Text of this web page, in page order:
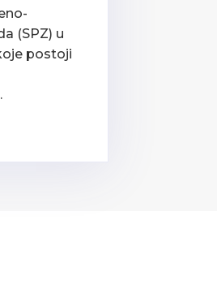
(SPZ) u
postoji